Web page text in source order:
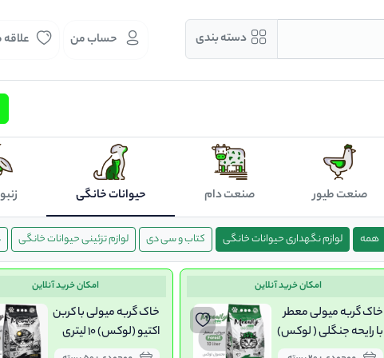
دسته بندی حساب من
صنعت طیور صنعت دام حیوانات خانگی
همه لوازم نگهداری حیوانات خانگی کتاب و سی دی لوازم تزئینی حیوانات خانگی
امکان خرید آنلاین
خاک گربه میولی معطر
با رایحه جنگلی ( لوکس)
10 لیتری
امکان خرید آنلاین
خاک گربه میولی با کربن
اکتیو (لوکس) 10 لیتری